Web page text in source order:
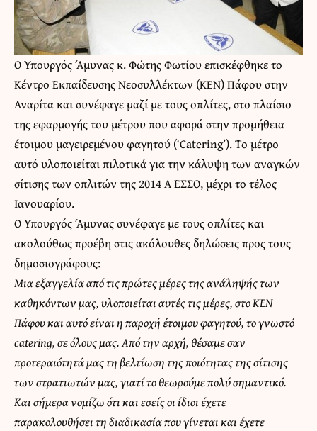
Ο Υπουργός Άμυνας κ. Φώτης Φωτίου επισκέφθηκε το
Κέντρο Εκπαίδευσης Νεοσυλλέκτων (ΚΕΝ) Πάφου στην
Αναρίτα και συνέφαγε μαζί με τους οπλίτες, στο πλαίσιο
της εφαρμογής του μέτρου που αφορά στην προμήθεια
έτοιμου μαγειρεμένου φαγητού (‘Catering’). Το μέτρο
αυτό υλοποιείται πιλοτικά για την κάλυψη των αναγκών
σίτισης των οπλιτών της 2014 Α ΕΣΣΟ, μέχρι το τέλος
Ιανουαρίου.
Ο Υπουργός Άμυνας συνέφαγε με τους οπλίτες και
ακολούθως προέβη στις ακόλουθες δηλώσεις προς τους
δημοσιογράφους:
Μια εξαγγελία από τις πρώτες μέρες της ανάληψής των
καθηκόντων μας, υλοποιείται αυτές τις μέρες, στο ΚΕΝ
Πάφου και αυτό είναι η παροχή έτοιμου φαγητού, το γνωστό
catering, σε όλους μας.Από την αρχή, θέσαμε σαν
προτεραιότητά μας τη βελτίωση της ποιότητας της σίτισης
των στρατιωτών μας, γιατί το θεωρούμε πολύ σημαντικό.
Και σήμερα νομίζω ότι και εσείς οι ίδιοι έχετε
παρακολουθήσει τη διαδικασία που γίνεται και έχετε